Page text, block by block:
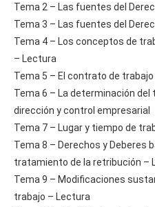
Tema 2 – Las fuentes del
Tema 3 – Las fuentes del
Tema 4 – Los conceptos de
– Lectura
Tema 5 – El contrato de
Tema 6 – La determinación del
dirección y control empresarial
Tema 7 – Lugar y tiempo de
Tema 8 – Derechos y Deberes
tratamiento de la retribución –
Tema 9 – Modificaciones
trabajo – Lectura